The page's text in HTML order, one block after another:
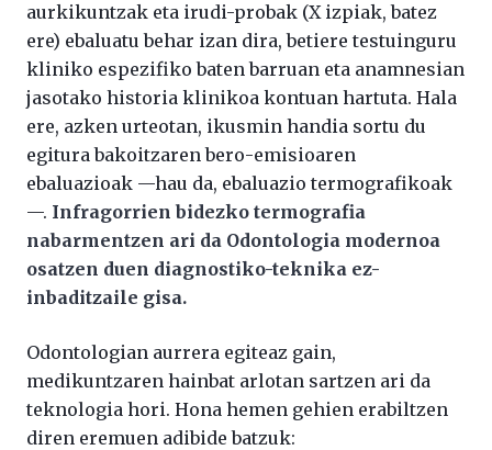
aurkikuntzak eta irudi-probak (X izpiak, batez
ere) ebaluatu behar izan dira, betiere testuinguru
kliniko espezifiko baten barruan eta anamnesian
jasotako historia klinikoa kontuan hartuta. Hala
ere, azken urteotan, ikusmin handia sortu du
egitura bakoitzaren bero-emisioaren
ebaluazioak —hau da, ebaluazio termografikoak
—. Infragorrien bidezko termografia
nabarmentzen ari da Odontologia modernoa
osatzen duen diagnostiko-teknika ez-
inbaditzaile gisa.
Odontologian aurrera egiteaz gain,
medikuntzaren hainbat arlotan sartzen ari da
teknologia hori. Hona hemen gehien erabiltzen
diren eremuen adibide batzuk: